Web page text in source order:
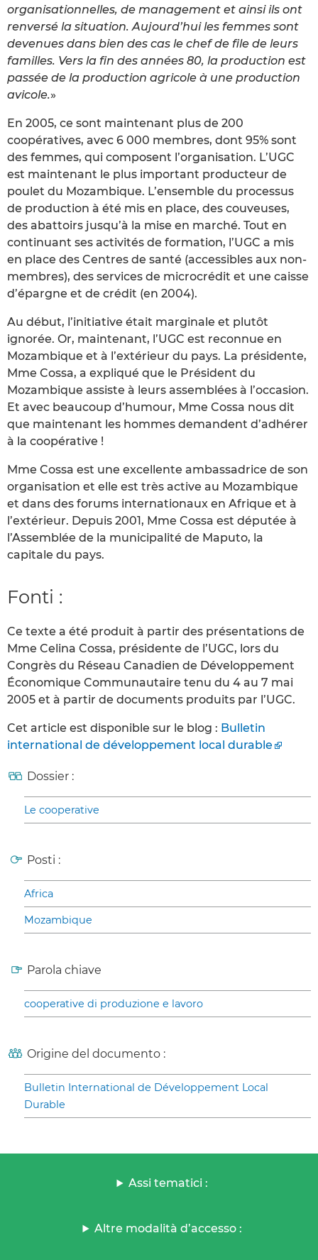
organisationnelles, de management et ainsi ils ont
renversé la situation. Aujourd’hui les femmes sont
devenues dans bien des cas le chef de file de leurs
familles. Vers la fin des années 80, la production est
passée de la production agricole à une production
avicole.»
En 2005, ce sont maintenant plus de 200
coopératives, avec 6 000 membres, dont 95% sont
des femmes, qui composent l’organisation. L’UGC
est maintenant le plus important producteur de
poulet du Mozambique. L’ensemble du processus
de production à été mis en place, des couveuses,
des abattoirs jusqu’à la mise en marché. Tout en
continuant ses activités de formation, l’UGC a mis
en place des Centres de santé (accessibles aux non-
membres), des services de microcrédit et une caisse
d’épargne et de crédit (en 2004).
Au début, l’initiative était marginale et plutôt
ignorée. Or, maintenant, l’UGC est reconnue en
Mozambique et à l’extérieur du pays. La présidente,
Mme Cossa, a expliqué que le Président du
Mozambique assiste à leurs assemblées à l’occasion.
Et avec beaucoup d’humour, Mme Cossa nous dit
que maintenant les hommes demandent d’adhérer
à la coopérative !
Mme Cossa est une excellente ambassadrice de son
organisation et elle est très active au Mozambique
et dans des forums internationaux en Afrique et à
l’extérieur. Depuis 2001, Mme Cossa est députée à
l’Assemblée de la municipalité de Maputo, la
capitale du pays.
Fonti :
Ce texte a été produit à partir des présentations de
Mme Celina Cossa, présidente de l’UGC, lors du
Congrès du Réseau Canadien de Développement
Économique Communautaire tenu du 4 au 7 mai
2005 et à partir de documents produits par l’UGC.
Cet article est disponible sur le blog : Bulletin
international de développement local durable
Dossier :
Le cooperative
Posti :
Africa
Mozambique
Parola chiave
cooperative di produzione e lavoro
Origine del documento :
Bulletin International de Développement Local
Durable
Assi tematici :
Altre modalità d’accesso :